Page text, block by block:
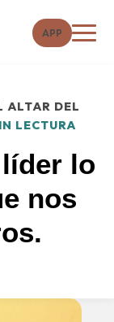
APP
ALTAR DEL
LECTURA
lo
nos